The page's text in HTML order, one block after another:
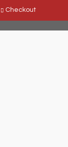
Checkout